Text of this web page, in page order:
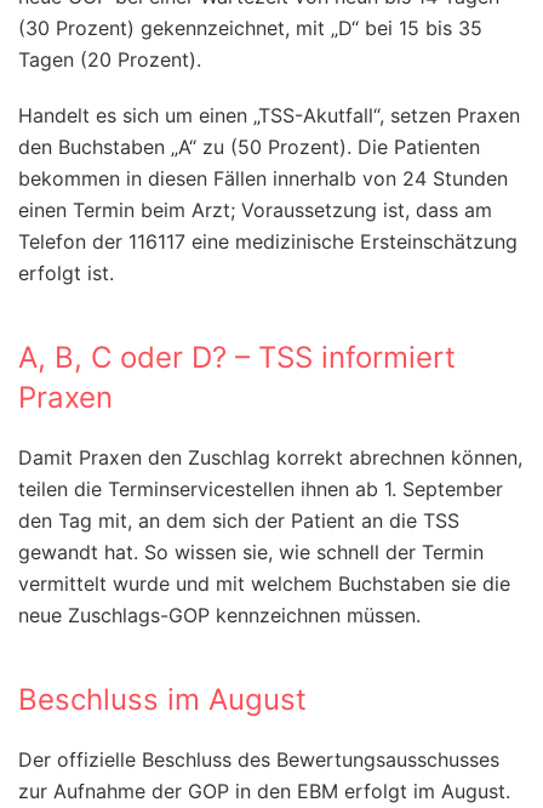
(30 Prozent) gekennzeichnet, mit „D“ bei 15 bis 35
Tagen (20 Prozent).
Handelt es sich um einen „TSS-Akutfall“, setzen Praxen
den Buchstaben „A“ zu (50 Prozent). Die Patienten
bekommen in diesen Fällen innerhalb von 24 Stunden
einen Termin beim Arzt; Voraussetzung ist, dass am
Telefon der 116117 eine medizinische Ersteinschätzung
erfolgt ist.
A, B, C oder D? – TSS informiert
Praxen
Damit Praxen den Zuschlag korrekt abrechnen können,
teilen die Terminservicestellen ihnen ab 1. September
den Tag mit, an dem sich der Patient an die TSS
gewandt hat. So wissen sie, wie schnell der Termin
vermittelt wurde und mit welchem Buchstaben sie die
neue Zuschlags-GOP kennzeichnen müssen.
Beschluss im August
Der offizielle Beschluss des Bewertungsausschusses
zur Aufnahme der GOP in den EBM erfolgt im August.